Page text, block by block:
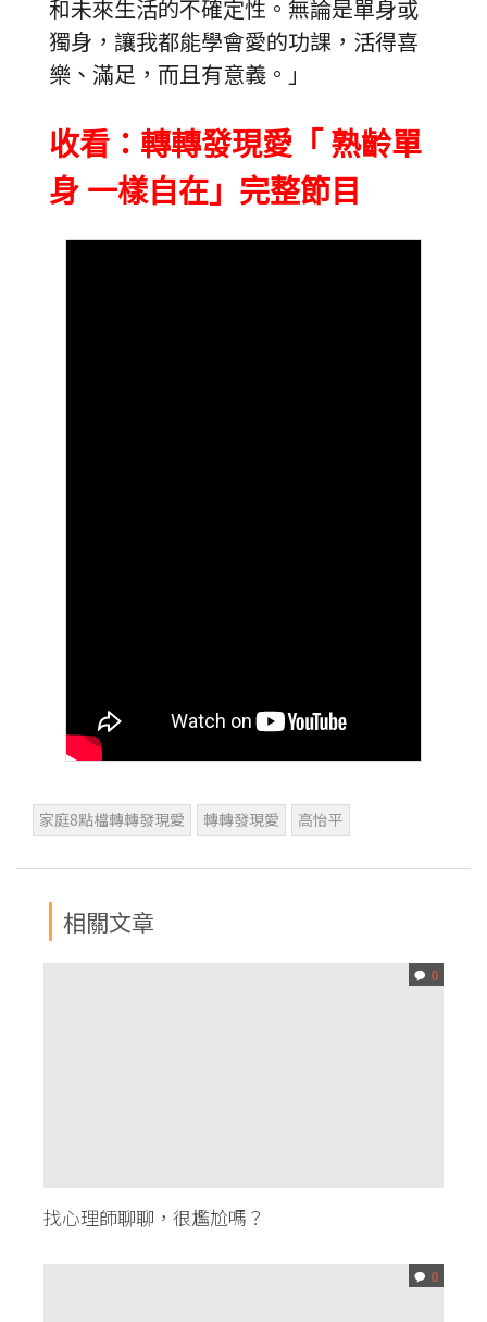
和未來生活的不確定性。無論是單身或
獨身，讓我都能學會愛的功課，活得喜
樂、滿足，而且有意義。」
收看：轉轉發現愛「 熟齡單
身 一樣自在」完整節目
家庭8點檔轉轉發現愛 轉轉發現愛 高怡平
相關文章
0
找心理師聊聊，很尷尬嗎？
0